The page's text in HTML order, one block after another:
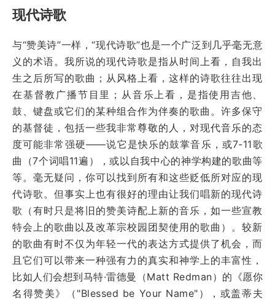
现代诗歌
与“赞美诗”一样，“现代诗歌”也是一个广泛到几乎毫无意
义的术语。我所说的现代诗歌是指从时间上看，自我出
生之后所写的歌曲；从风格上看，这样的诗歌往往出现
在基督教广播节目里；从音乐上看，是指使用吉他、
鼓、键盘或它们的某种组合作为伴奏的歌曲。许多保守
的基督徒，包括一些我非常尊敬的人，对现代音乐的态
度可能非常强硬——说它是快乐的鼓掌音乐，或7-11歌
曲（7个词唱11遍），或以自我中心的神学构建的歌曲等
等。毫无疑问，你可以找到所有和这些贬低所对应的现
代诗歌。但事实上也有很好的理由让我们唱新的现代诗
歌（有时只是将旧的赞美诗配上新的音乐，如一些宣教
特会上的歌曲以及改革宗校园团契使用的歌曲）。较新
的歌曲有时不仅为年轻一代的表达方式提供了机会，而
且它们可以带来一种强有力的真实和神学上的丰富性，
比如人们会想到马特·雷德曼（Matt Redman）的《愿你
名得赞美》（"Blessed be Your Name"），或盖蒂夫